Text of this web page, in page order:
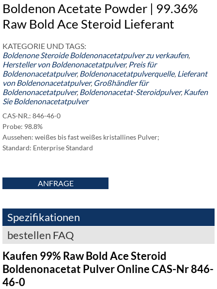
Boldenon Acetate Powder | 99.36%
Raw Bold Ace Steroid Lieferant
KATEGORIE UND TAGS:
Boldenone Steroide Boldenonacetatpulver zu verkaufen,
Hersteller von Boldenonacetatpulver, Preis für
Boldenonacetatpulver, Boldenonacetatpulverquelle, Lieferant
von Boldenonacetatpulver, Großhändler für
Boldenonacetatpulver, Boldenonacetat-Steroidpulver, Kaufen
Sie Boldenonacetatpulver
CAS-NR.: 846-46-0
Probe: 98.8%
Aussehen: weißes bis fast weißes kristallines Pulver;
Standard: Enterprise Standard
ANFRAGE
Spezifikationen
bestellen FAQ
Kaufen 99% Raw Bold Ace Steroid
Boldenonacetat Pulver Online CAS-Nr 846-
46-0